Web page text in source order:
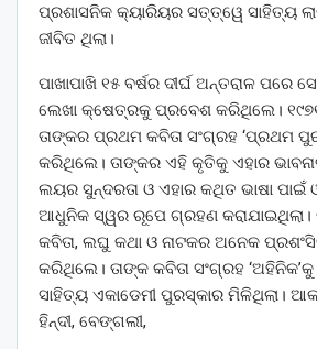
ପ୍ରଶାସନିକ କ୍ୟାରିୟର ସତ୍ତ୍ୱେ ସାହିତ୍ୟ
ଜୀବିତ ଥିଲା।
ପାଖାପାଖି ୧୫ ବର୍ଷର ଦୀର୍ଘ ଅନ୍ତରାଳ ପରେ
ଲେଖା କ୍ଷେତ୍ରକୁ ପ୍ରବେଶ କରିଥିଲେ।
ତାଙ୍କର ପ୍ରଥମ କବିତା ସଂଗ୍ରହ ‘ପ୍ରଥମ
କରିଥିଲେ। ତାଙ୍କର ଏହି କୃତିକୁ ଏହାର
ଲୟର ସୁନ୍ଦରତା ଓ ଏହାର କଥିତ ଭାଷା ପାଇଁ
ଆଧୁନିକ ସ୍ୱର ରୂପେ ଗ୍ରହଣ କରାଯାଇଥିଲା।
କବିତା, ଲଘୁ କଥା ଓ ନାଟକର ଅନେକ
କରିଥିଲେ। ତାଙ୍କ କବିତା ସଂଗ୍ରହ ‘ଅହିନିକ’କୁ
ସାହିତ୍ୟ ଏକାଡେମୀ ପୁରସ୍କାର ମିଳିଥିଲା।
ହିନ୍ଦୀ, ବେଙ୍ଗଲୀ,